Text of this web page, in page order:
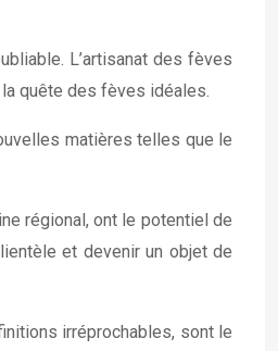
L’artisanat des fèves
quête des fèves idéales.
matières telles que le
régional, ont le potentiel de
et devenir un objet de
irréprochables, sont le